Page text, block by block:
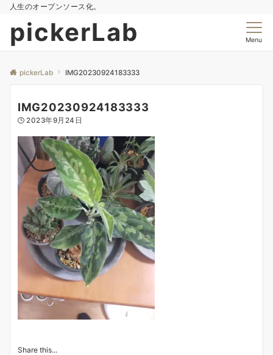
人生のオープンソース化。
pickerLab Menu
pickerLab IMG20230924183333
IMG20230924183333
2023年9月24日
Share this...